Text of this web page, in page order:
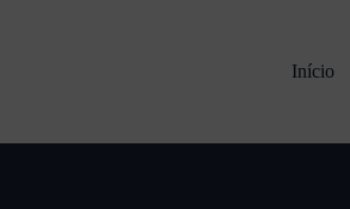
Início